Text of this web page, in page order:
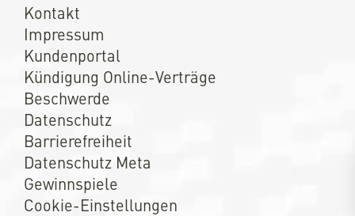
Kontakt
Impressum
Kundenportal
Kündigung Online-Verträge
Beschwerde
Datenschutz
Barrierefreiheit
Datenschutz Meta
Gewinnspiele
Cookie-Einstellungen